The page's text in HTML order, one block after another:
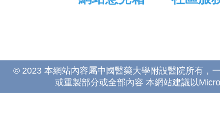
© 2023 本網站內容屬中國醫藥大學附設醫院所有，
或重製部分或全部內容 本網站建議以